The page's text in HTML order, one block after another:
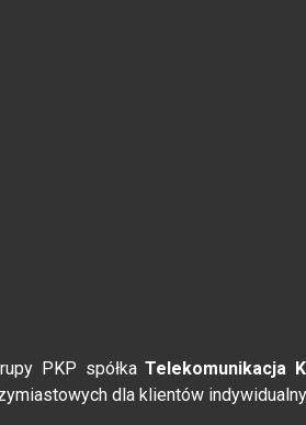
PKP spółkaTelekomunikacja
dla klientów